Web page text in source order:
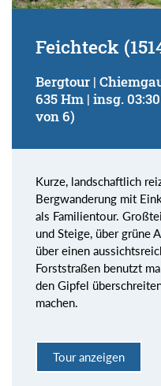
Feichteck
Bergtour |
635 Hm | insg.
von 6)
Kurze, landschaftlich
Bergwanderung mit
als Familientour.
und Steige, über grüne
über einen
Forststraßen benutzt
den Gipfel
machen.
Tour anzeigen